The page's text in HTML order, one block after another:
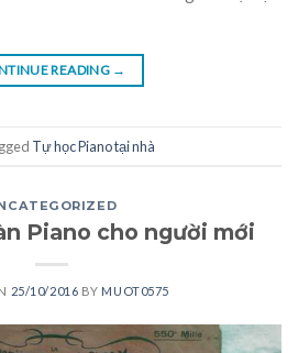
READING →
Tự học Piano tại nhà
Piano cho người mới
25/10/2016 BY MUOT0575